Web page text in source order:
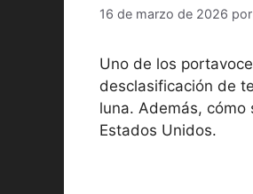
16 de marzo de 2026 por
Uno de los
desclasificación de
luna. Además, cómo
Estados Unidos.